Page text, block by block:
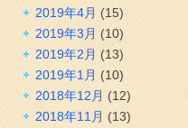
2019年4月 (15)
2019年3月 (10)
2019年2月 (13)
2019年1月 (10)
2018年12月 (12)
2018年11月 (13)